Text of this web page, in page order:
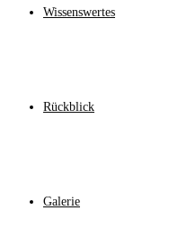
Wissenswertes
Rückblick
Galerie